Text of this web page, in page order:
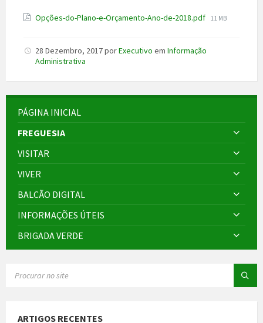
Anexo
Opções-do-Plano-e-Orçamento-Ano-de-2018.pdf File
11 MB
28 Dezembro, 2017porExecutivo em Informação
Administrativa
PÁGINA INICIAL
FREGUESIA
VISITAR
VIVER
BALCÃO DIGITAL
INFORMAÇÕES ÚTEIS
BRIGADA VERDE
ARTIGOS RECENTES